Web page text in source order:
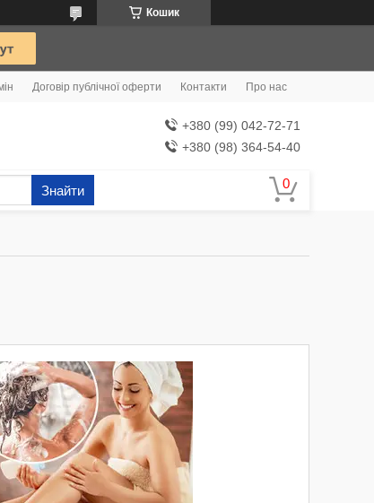
Кошик
Договір публічної оферти Контакти Про нас
+380 (99) 042-72-71
+380 (98) 364-54-40
Знайти